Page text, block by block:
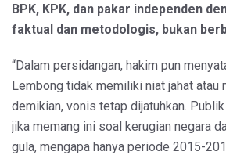
BPK, KPK, dan pakar independen
faktual dan metodologis, bukan
“Dalam persidangan, hakim pun
Lembong tidak memiliki niat jahat atau
demikian, vonis tetap dijatuhkan.
jika memang ini soal kerugian negara
gula, mengapa hanya periode 2015-